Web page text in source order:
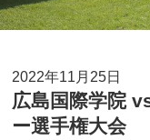
2022年11月25日
広島国際学院
ー選手権大会